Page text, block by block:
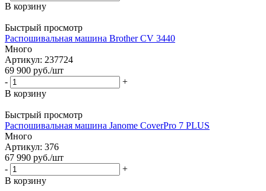
В корзину
Быстрый просмотр
Распошивальная машина Brother CV 3440
Много
Артикул: 237724
69 900 руб./шт
-
+
В корзину
Быстрый просмотр
Распошивальная машина Janome CoverPro 7 PLUS
Много
Артикул: 376
67 990 руб./шт
-
+
В корзину